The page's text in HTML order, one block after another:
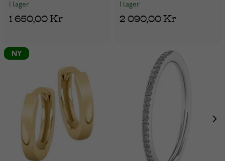
I lager
1 650,00 Kr
I lager
2 090,00 Kr
NY
NY